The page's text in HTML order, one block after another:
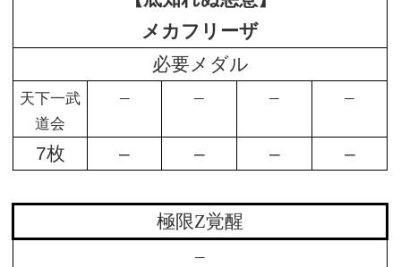
メカフリーザ
必要メダル
天下一武
道会
– – – –
7枚 – – – –
極限Z覚醒
–